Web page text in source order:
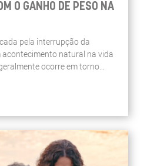
O GANHO DE PESO NA
pela interrupção da
acontecimento natural na vida
ocorre em torno
é acompanhado por desafios
hormonais